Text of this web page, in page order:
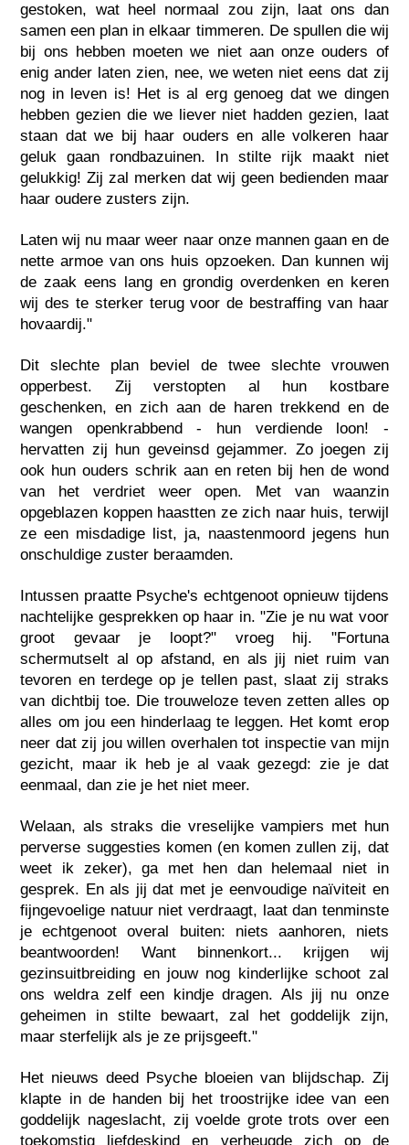
gestoken, wat heel normaal zou zijn, laat ons dan
samen een plan in elkaar timmeren. De spullen die wij
bij ons hebben moeten we niet aan onze ouders of
enig ander laten zien, nee, we weten niet eens dat zij
nog in leven is! Het is al erg genoeg dat we dingen
hebben gezien die we liever niet hadden gezien, laat
staan dat we bij haar ouders en alle volkeren haar
geluk gaan rondbazuinen. In stilte rijk maakt niet
gelukkig! Zij zal merken dat wij geen bedienden maar
haar oudere zusters zijn.
Laten wij nu maar weer naar onze mannen gaan en de
nette armoe van ons huis opzoeken. Dan kunnen wij
de zaak eens lang en grondig overdenken en keren
wij des te sterker terug voor de bestraffing van haar
hovaardij."
Dit slechte plan beviel de twee slechte vrouwen
opperbest. Zij verstopten al hun kostbare
geschenken, en zich aan de haren trekkend en de
wangen openkrabbend - hun verdiende loon! -
hervatten zij hun geveinsd gejammer. Zo joegen zij
ook hun ouders schrik aan en reten bij hen de wond
van het verdriet weer open. Met van waanzin
opgeblazen koppen haastten ze zich naar huis, terwijl
ze een misdadige list, ja, naastenmoord jegens hun
onschuldige zuster beraamden.
Intussen praatte Psyche's echtgenoot opnieuw tijdens
nachtelijke gesprekken op haar in. "Zie je nu wat voor
groot gevaar je loopt?" vroeg hij. "Fortuna
schermutselt al op afstand, en als jij niet ruim van
tevoren en terdege op je tellen past, slaat zij straks
van dichtbij toe. Die trouweloze teven zetten alles op
alles om jou een hinderlaag te leggen. Het komt erop
neer dat zij jou willen overhalen tot inspectie van mijn
gezicht, maar ik heb je al vaak gezegd: zie je dat
eenmaal, dan zie je het niet meer.
Welaan, als straks die vreselijke vampiers met hun
perverse suggesties komen (en komen zullen zij, dat
weet ik zeker), ga met hen dan helemaal niet in
gesprek. En als jij dat met je eenvoudige naïviteit en
fijngevoelige natuur niet verdraagt, laat dan tenminste
je echtgenoot overal buiten: niets aanhoren, niets
beantwoorden! Want binnenkort... krijgen wij
gezinsuitbreiding en jouw nog kinderlijke schoot zal
ons weldra zelf een kindje dragen. Als jij nu onze
geheimen in stilte bewaart, zal het goddelijk zijn,
maar sterfelijk als je ze prijsgeeft."
Het nieuws deed Psyche bloeien van blijdschap. Zij
klapte in de handen bij het troostrijke idee van een
goddelijk nageslacht, zij voelde grote trots over een
toekomstig liefdeskind en verheugde zich op de